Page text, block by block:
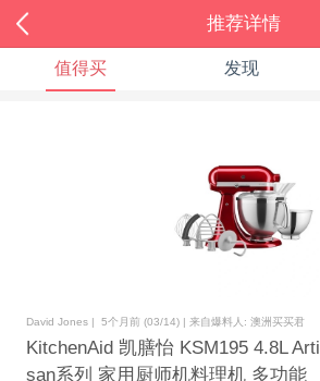
推荐详情
值得买 发现
David Jones | 5个月前 (03/14) | 来自爆料人: 澳洲买买君
KitchenAid 凯膳怡 KSM195 4.8L Arti
san系列 家用厨师机料理机 多功能